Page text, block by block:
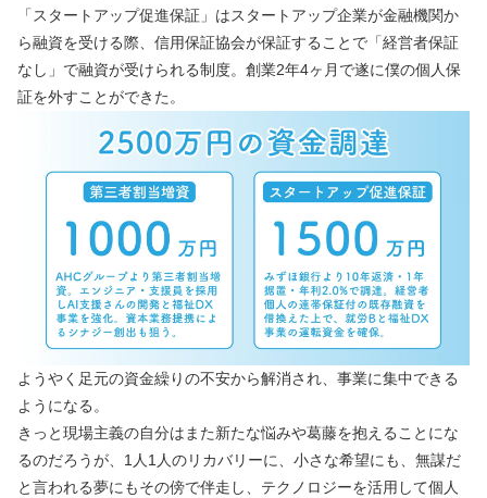
「スタートアップ促進保証」はスタートアップ企業が金融機関か
ら融資を受ける際、信用保証協会が保証することで「経営者保証
なし」で融資が受けられる制度。創業2年4ヶ月で遂に僕の個人保
証を外すことができた。
ようやく足元の資金繰りの不安から解消され、事業に集中できる
ようになる。
きっと現場主義の自分はまた新たな悩みや葛藤を抱えることにな
るのだろうが、1人1人のリカバリーに、小さな希望にも、無謀だ
と言われる夢にもその傍で伴走し、テクノロジーを活用して個人